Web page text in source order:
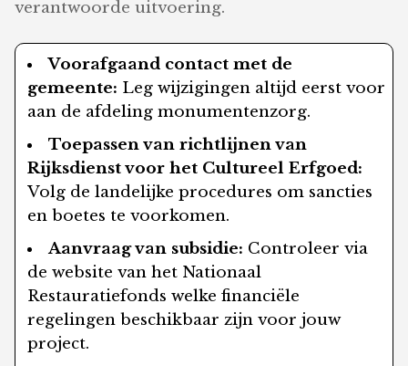
verantwoorde uitvoering.
Voorafgaand contact met de
gemeente: Leg wijzigingen altijd eerst voor
aan de afdeling monumentenzorg.
Toepassen van richtlijnen van
Rijksdienst voor het Cultureel Erfgoed:
Volg de landelijke procedures om sancties
en boetes te voorkomen.
Aanvraag van subsidie: Controleer via
de website van het Nationaal
Restauratiefonds welke financiële
regelingen beschikbaar zijn voor jouw
project.